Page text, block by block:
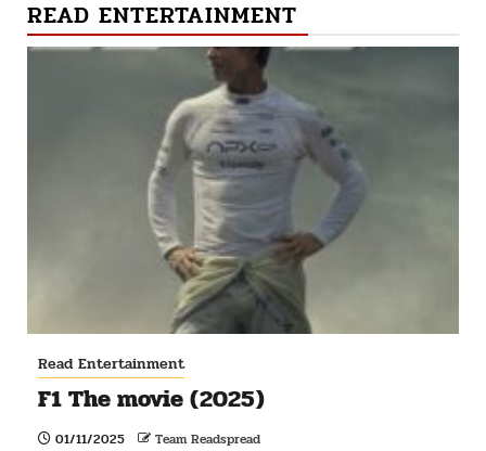
READ ENTERTAINMENT
Read Entertainment
F1 The movie (2025)
01/11/2025 Team Readspread